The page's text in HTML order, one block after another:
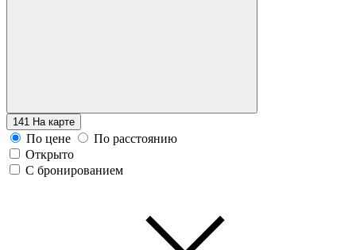
141 На карте
По цене
По расстоянию
Открыто
С бронированием